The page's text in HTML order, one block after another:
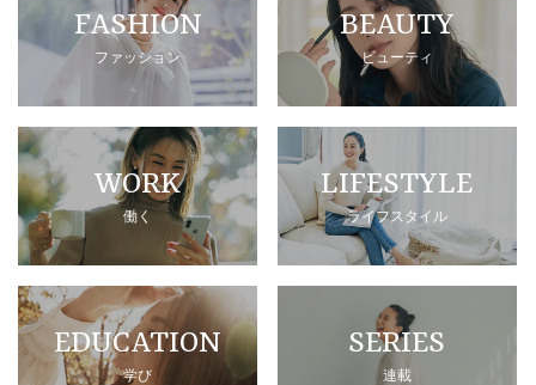
FASHION
ファッション
BEAUTY
ビューティ
WORK
働く
LIFESTYLE
ライフスタイル
EDUCATION
学び
SERIES
連載